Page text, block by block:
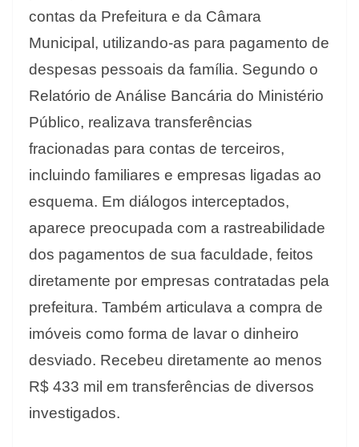
contas da Prefeitura e da Câmara
Municipal, utilizando-as para pagamento de
despesas pessoais da família. Segundo o
Relatório de Análise Bancária do Ministério
Público, realizava transferências
fracionadas para contas de terceiros,
incluindo familiares e empresas ligadas ao
esquema. Em diálogos interceptados,
aparece preocupada com a rastreabilidade
dos pagamentos de sua faculdade, feitos
diretamente por empresas contratadas pela
prefeitura. Também articulava a compra de
imóveis como forma de lavar o dinheiro
desviado. Recebeu diretamente ao menos
R$ 433 mil em transferências de diversos
investigados.